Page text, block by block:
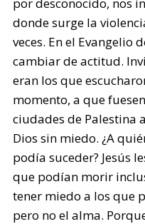
donde surge la
veces. En el Evangelio
cambiar de actitud.
eran los que
momento, a que
ciudades de Palestina
Dios sin miedo. ¿A
podía suceder? Jesús
que podían morir
tener miedo a los que
pero no el alma.